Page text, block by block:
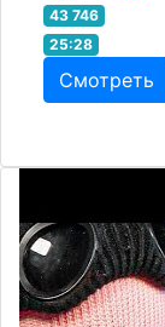
43 746
25:28
Смотреть